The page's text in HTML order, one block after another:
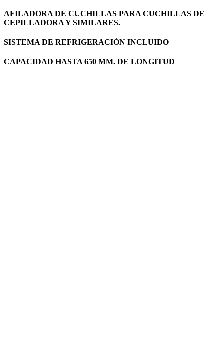
AFILADORA DE CUCHILLAS PARA CUCHILLAS DE
CEPILLADORA Y SIMILARES.
SISTEMA DE REFRIGERACIÓN INCLUIDO
CAPACIDAD HASTA 650 MM. DE LONGITUD